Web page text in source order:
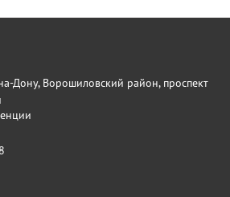
Дону, Ворошиловский район, проспект